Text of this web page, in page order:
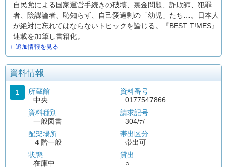
自民党による国家運営手続きの破壊、裏金問題、詐欺師、犯罪
者、陰謀論者、恥知らず、自己愛過剰の「幼児」たち…。日本人
が絶対に忘れてはならないトピックを論じる。『BEST T!MES』
連載を加筆し書籍化。
＋ 追加情報を見る
資料情報
1
所蔵館
中央
資料種別
一般図書
配架場所
４階一般
状態
在庫中
資料番号
0177547866
請求記号
304/ﾃ/
帯出区分
帯出可
貸出
○